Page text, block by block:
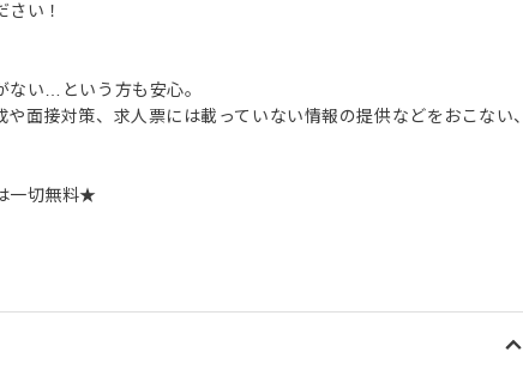
い！
い…という方も安心。
面接対策、求人票には載っていない情報の提供などをおこない、
一切無料★